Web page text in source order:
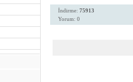
İndirme: 75913
Yorum: 0